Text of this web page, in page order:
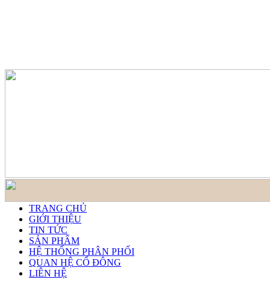
TRANG CHỦ
GIỚI THIỆU
TIN TỨC
SẢN PHẨM
HỆ THỐNG PHÂN PHỐI
QUAN HỆ CỔ ĐÔNG
LIÊN HỆ